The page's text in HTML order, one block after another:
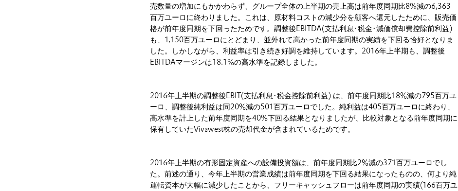
売数量の増加にもかかわらず、グループ全体の上半期の売上高は前年度同期比8%減の6,363
百万ユーロに終わりました。これは、原材料コストの減少分を顧客へ還元したために、販売価
格が前年度同期を下回ったためです。調整後EBITDA(支払利息･税金･減価償却費控除前利益)
も、1,150百万ユーロにとどまり、並外れて高かった前年度同期の実績を下回る恰好となりま
した。しかしながら、利益率は引き続き好調を維持しています。2016年上半期も、調整後
EBITDAマージンは18.1%の高水準を記録しました。
2016年上半期の調整後EBIT(支払利息･税金控除前利益) は、前年度同期比18%減の795百万ユ
ーロ、調整後純利益は同20%減の501百万ユーロでした。純利益は405百万ユーロに終わり、
高水準を計上した前年度同期を40%下回る結果となりましたが、比較対象となる前年度同期に
保有していたVivawest株の売却代金が含まれているためです。
2016年上半期の有形固定資産への設備投資額は、前年度同期比2%減の371百万ユーロでし
た。前述の通り、今年上半期の営業成績は前年度同期を下回る結果になったものの、何より純
運転資本が大幅に減少したことから、フリーキャッシュフローは前年度同期の実績(166百万ユ